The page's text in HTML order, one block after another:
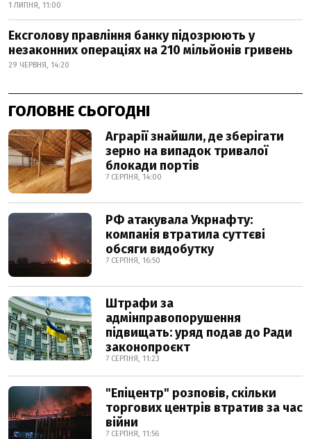
1 ЛИПНЯ, 11:00
Ексголову правління банку підозрюють у
незаконних операціях на 210 мільйонів гривень
29 ЧЕРВНЯ, 14:20
ГОЛОВНЕ СЬОГОДНІ
Аграрії знайшли, де зберігати
зерно на випадок тривалої
блокади портів
7 СЕРПНЯ, 14:00
РФ атакувала Укрнафту:
компанія втратила суттєві
обсяги видобутку
7 СЕРПНЯ, 16:50
Штрафи за
адмінправопорушення
підвищать: уряд подав до Ради
законопроєкт
7 СЕРПНЯ, 11:23
"Епіцентр" розповів, скільки
торгових центрів втратив за час
війни
7 СЕРПНЯ, 11:56